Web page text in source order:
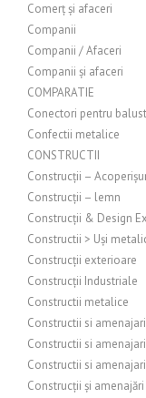
Comerț și afaceri
Companii
Companii / Afaceri
Companii și afaceri
COMPARATIE
Conectori pentru
Confectii metalice
CONSTRUCTII
Construcții –
Construcții – lemn
Construcții & Design
Constructii > Uși
Construcții exterioare
Construcții Industriale
Constructii metalice
Constructii si amenajari
Constructii si
Constructii si
Construcții și